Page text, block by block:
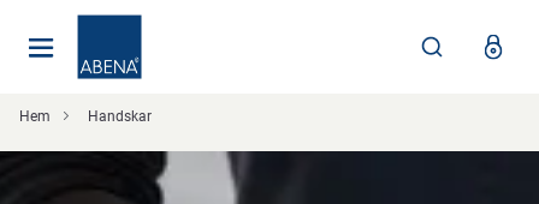
Hem Handskar